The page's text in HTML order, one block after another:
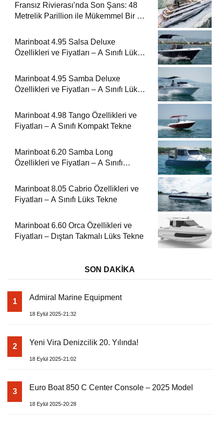
Fransız Rivierası’nda Son Şans: 48
Metrelik Parillion ile Mükemmel Bir Yat
Marinboat 4.95 Salsa Deluxe
Özellikleri ve Fiyatları – A Sınıfı Lüks
Marinboat 4.95 Samba Deluxe
Özellikleri ve Fiyatları – A Sınıfı Lüks
Marinboat 4.98 Tango Özellikleri ve
Fiyatları – A Sınıfı Kompakt Tekne
Marinboat 6.20 Samba Long
Özellikleri ve Fiyatları – A Sınıfı
Marinboat 8.05 Cabrio Özellikleri ve
Fiyatları – A Sınıfı Lüks Tekne
Marinboat 6.60 Orca Özellikleri ve
Fiyatları – Dıştan Takmalı Lüks Tekne
SON DAKİKA
1 Admiral Marine Equipment
18 Eylül 2025-21:32
2 Yeni Vira Denizcilik 20. Yılında!
18 Eylül 2025-21:02
3 Euro Boat 850 C Center Console – 2025 Model
18 Eylül 2025-20:28